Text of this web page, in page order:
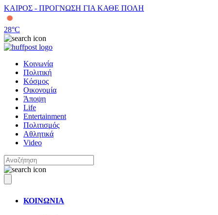
ΚΑΙΡΟΣ - ΠΡΟΓΝΩΣΗ ΓΙΑ ΚΑΘΕ ΠΟΛΗ
28°C
Κοινωνία
Πολιτική
Κόσμος
Οικονομία
Άποψη
Life
Entertainment
Πολιτισμός
Αθλητικά
Video
ΚΟΙΝΩΝΙΑ